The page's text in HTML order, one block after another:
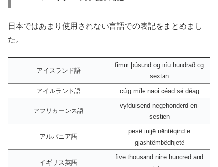
日本ではあまり使用されない言語での表記をまとめまし
た。
アイスランド語
fimm þúsund og níu hundrað og
sextán
アイルランド語
cúig míle naoi céad sé déag
アフリカーンス語
vyfduisend negehonderd-en-
sestien
アルバニア語
pesë mijë nëntëqind e
gjashtëmbëdhjetë
イギリス英語
five thousand nine hundred and